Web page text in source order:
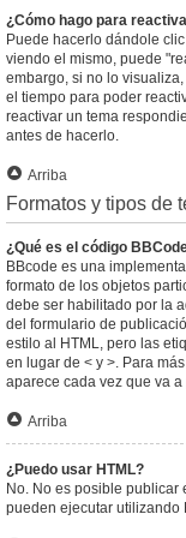
¿Cómo hago para
Puede hacerlo dándole
viendo el mismo, puede
embargo, si no lo
el tiempo para poder
reactivar un tema
antes de hacerlo.
Arriba
Formatos y tipos de
¿Qué es el código
BBcode es una
formato de los objetos
debe ser habilitado por la
del formulario de
estilo al HTML, pero las
en lugar de < y >. Para
aparece cada vez que va
Arriba
¿Puedo usar HTML?
No. No es posible publicar
pueden ejecutar utilizando